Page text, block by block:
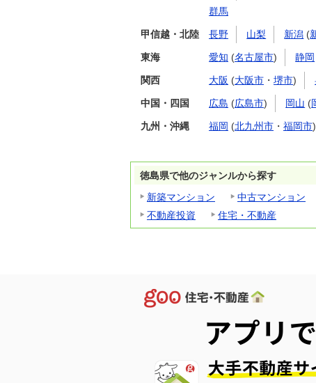
群馬
甲信越・北陸 長野 山梨 新潟 (
東海 愛知 (名古屋市) 静岡
関西 大阪 (大阪市 ・ 堺市)
中国・四国 広島 (広島市) 岡山 (
九州・沖縄 福岡 (北九州市 ・ 福岡市)
徳島県で他のジャンルから探す
新築マンション
中古マンション
不動産投資
住宅・不動産